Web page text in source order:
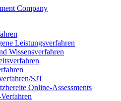
Leistungsverfahren
Wissensverfahren
SJT
Online-Assessments